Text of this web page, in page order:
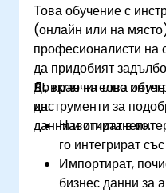
Това обучение с
(онлайн или на
професионалисти на
да придобият
BI, включително
инструменти за
данни и отчитането.
До края на това
да:
Навигират в
го интегрират
Импортират,
бизнес данни за